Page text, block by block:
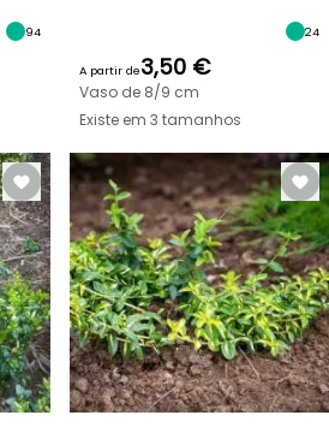
94 24
A partir de3,50 €
Vaso de 8/9 cm
Existe em 3 tamanhos